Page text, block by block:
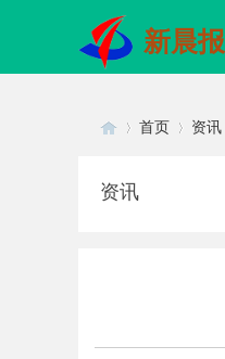
新晨报
首页 资讯
资讯